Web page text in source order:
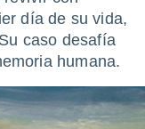
día de su vida,
caso desafía
humana.